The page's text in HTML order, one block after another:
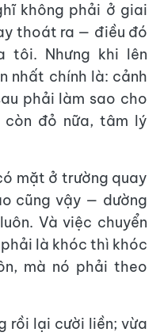
không phải ở giai
thoát ra — điều đó
tôi. Nhưng khi lên
nhất chính là: cảnh
phải làm sao cho
đỏ nữa, tâm lý
mặt ở trường quay
cũng vậy — dường
Và việc chuyển
là khóc thì khóc
mà nó phải theo
rồi lại cười liền; vừa